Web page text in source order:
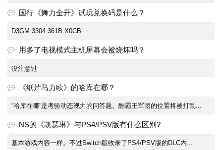
国行《舞力全开》试玩兑换码是什么？
D3GM 3304 361B X0CB
用多了电视模式主机屏幕会被烧坏吗？
没注意过
《纸片马力欧》的哈库在哪？
“哈库在哪”是考验动态视力的问答题。酷霸王军团的位置将被打乱...
NS的《凯瑟琳》与PS4/PSV版有什么区别?
基本游戏内容一样。不过Switch版收录了PS4/PSV版的DLC内...